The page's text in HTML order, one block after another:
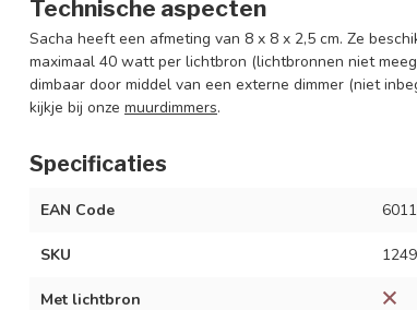
Technische aspecten
Sacha heeft een afmeting van 8 x 8 x 2,5 cm. Ze
maximaal 40 watt per lichtbron (lichtbronnen niet
dimbaar door middel van een externe dimmer (niet
kijkje bij onze muurdimmers.
Specificaties
EAN Code
SKU
Met lichtbron